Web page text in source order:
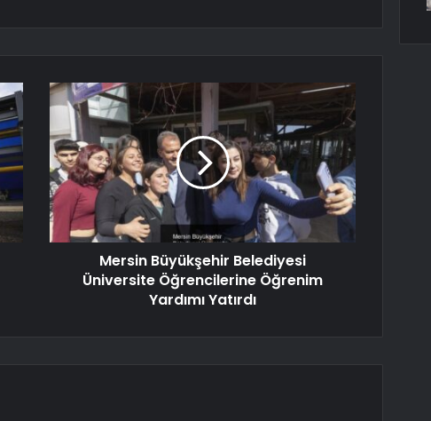
Mersin Büyükşehir Belediyesi
Üniversite Öğrencilerine Öğrenim
Yardımı Yatırdı